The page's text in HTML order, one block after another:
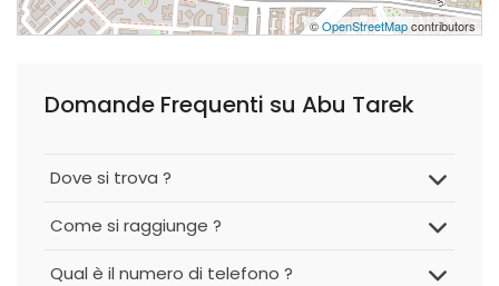
©OpenStreetMapcontributors
Domande Frequenti su Abu Tarek
Dove si trova ?
Come si raggiunge ?
Qual è il numero di telefono ?